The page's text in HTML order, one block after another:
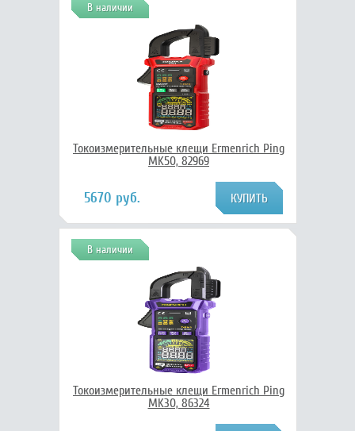
В наличии
Токоизмерительные клещи Ermenrich Ping
MK50, 82969
5670 руб.
В наличии
Токоизмерительные клещи Ermenrich Ping
MK30, 86324